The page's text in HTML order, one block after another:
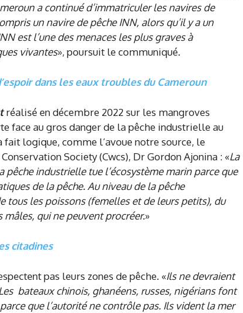
a continué d’immatriculer les navires de
un navire de pêche INN, alors qu’il y a un
est l’une des menaces les plus graves à
vivantes», poursuit le communiqué.
dans les eaux troubles du Cameroun
réalisé en décembre 2022 sur les mangroves
face au gros danger de la pêche industrielle au
fait logique, comme l’avoue notre source, le
Society (Cwcs), Dr Gordon Ajonina : «La
industrielle tue l’écosystème marin parce que
de la pêche. Au niveau de la pêche
les poissons (femelles et de leurs petits), du
qui ne peuvent procréer.»
citadines
pas leurs zones de pêche. «Ils ne devraient
bateaux chinois, ghanéens, russes, nigérians font
que l’autorité ne contrôle pas. Ils vident la mer